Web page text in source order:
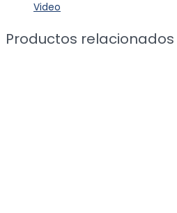
Video
Productos relacionados